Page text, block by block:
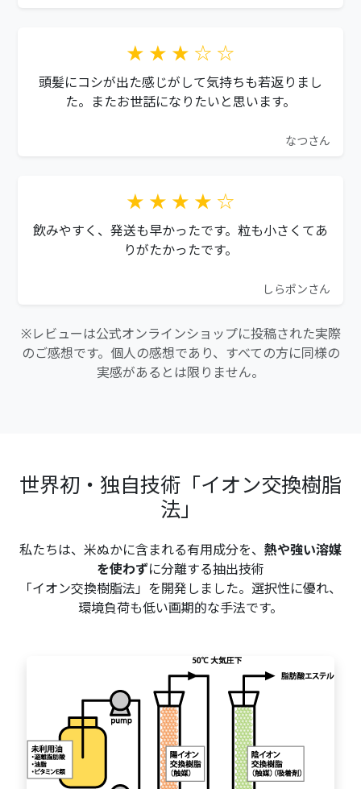
★ ★ ★ ☆ ☆
頭髪にコシが出た感じがして気持ちも若返りまし
た。またお世話になりたいと思います。
なつさん
★ ★ ★ ★ ☆
飲みやすく、発送も早かったです。粒も小さくてあ
りがたかったです。
しらポンさん
※レビューは公式オンラインショップに投稿された実際
のご感想です。個人の感想であり、すべての方に同様の
実感があるとは限りません。
世界初・独自技術「イオン交換樹脂
法」
私たちは、米ぬかに含まれる有用成分を、 熱や強い溶媒
を使わずに分離する抽出技術
「イオン交換樹脂法」を開発しました。選択性に優れ、
環境負荷も低い画期的な手法です。